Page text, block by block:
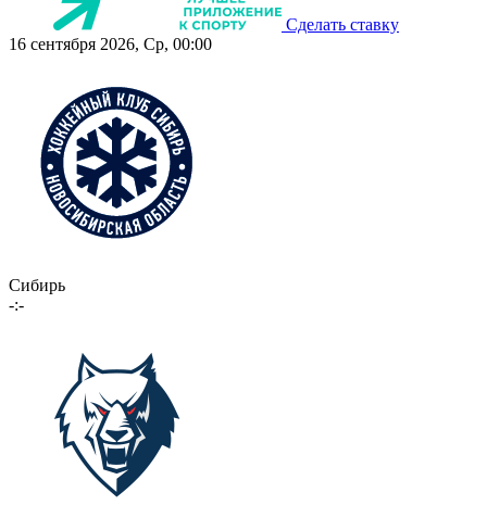
Сделать ставку
16 сентября 2026, Ср, 00:00
Сибирь
-:-